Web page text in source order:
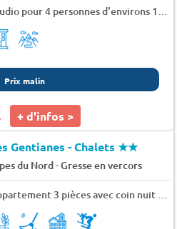
Studio pour 4 personnes d'environs 18m²-L'Alpe d'Huez - Balcons d'huez
Prix malin
+ d'infos >
Gentianes - Chalets★★
du Nord-Gresse en vercors
Appartement 3 pièces avec coin nuit 8 personnes